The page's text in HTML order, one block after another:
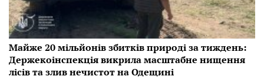
Майже 20 мільйонів збитків природі за тиждень:
Держекоінспекція викрила масштабне нищення
лісів та злив нечистот на Одещині